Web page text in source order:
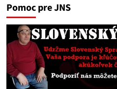
Pomoc pre JNS